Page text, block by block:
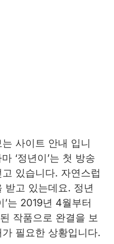
사이트 안내 입니
‘정년이’는 첫 방송
있습니다. 자연스럽
받고 있는데요. 정년
’는 2019년 4월부터
작품으로 완결을 보
필요한 상황입니다.